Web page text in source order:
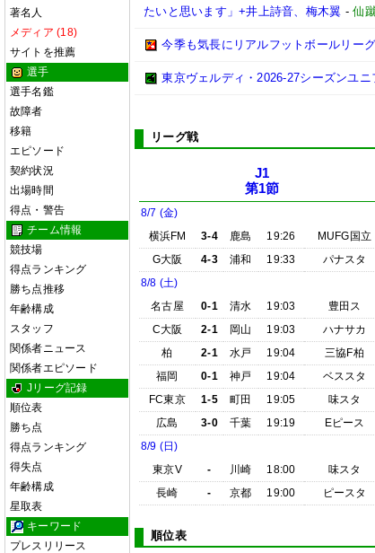
著名人
メディア (18)
サイトを推薦
選手
選手名鑑
故障者
移籍
エピソード
契約状況
出場時間
得点・警告
チーム情報
競技場
得点ランキング
勝ち点推移
年齢構成
スタッフ
関係者ニュース
関係者エピソード
Jリーグ記録
順位表
勝ち点
得点ランキング
得失点
年齢構成
星取表
キーワード
プレスリリース
たいと思います」+井上詩音、梅木翼 -仙
今季も気長にリアルフットボールリー
東京ヴェルディ・2026-27シーズンユ
リーグ戦
J1
第1節
8/7 (金)
横浜FM
3-4 鹿島 19:26
MUFG国立
G大阪
4-3 浦和 19:33
パナスタ
8/8 (土)
名古屋
0-1 清水 19:03
豊田ス
C大阪
2-1 岡山 19:03
ハナサカ
柏
2-1 水戸 19:04
三協F柏
福岡
0-1 神戸 19:04
ベススタ
FC東京
1-5 町田 19:05
味スタ
広島
3-0 千葉 19:19
Eピース
8/9 (日)
東京V
- 川崎 18:00
味スタ
長崎
- 京都 19:00 ピースタ
順位表